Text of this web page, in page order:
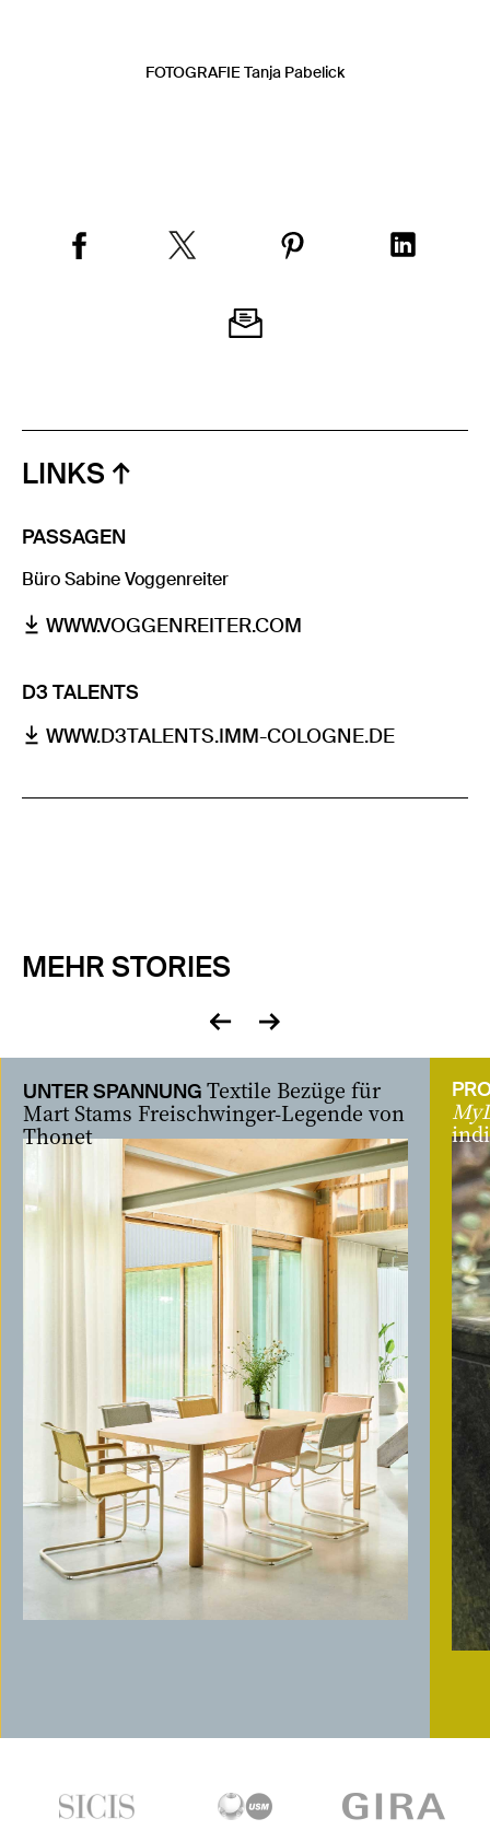
FOTOGRAFIE Tanja Pabelick
LINKS
PASSAGEN
Büro Sabine Voggenreiter
WWW.VOGGENREITER.COM
D3 TALENTS
WWW.D3TALENTS.IMM-COLOGNE.DE
MEHR STORIES
zurück
vor
UNTER SPANNUNG Textile Bezüge für
Mart Stams Freischwinger-Legende von
Thonet